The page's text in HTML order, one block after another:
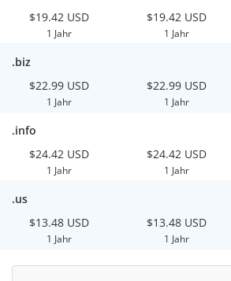
$19.42 USD
1 Jahr
$19.42 USD
1 Jahr
.biz
$22.99 USD
1 Jahr
$22.99 USD
1 Jahr
.info
$24.42 USD
1 Jahr
$24.42 USD
1 Jahr
.us
$13.48 USD
1 Jahr
$13.48 USD
1 Jahr